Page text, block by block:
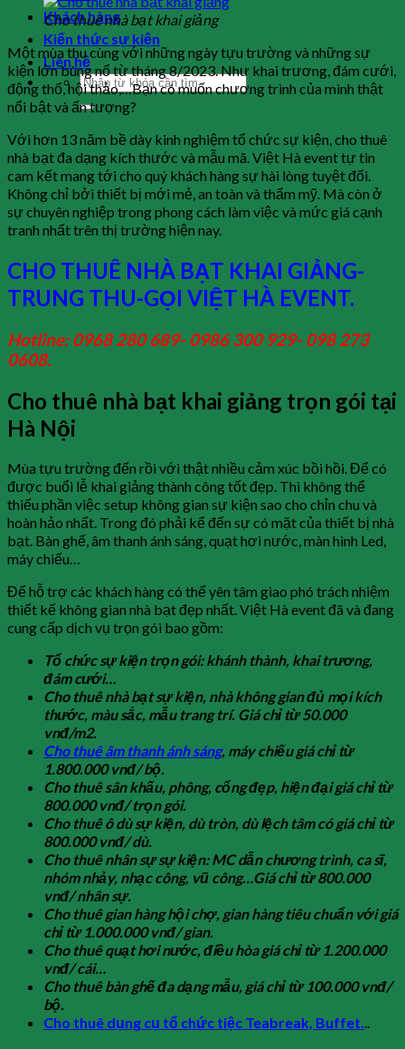
Khách hàng
Kiến thức sự kiện
Liên hệ
Cho thuê nhà bạt khai giảng
Một mùa thu cùng với những ngày tựu trường và những sự
kiện lớn bùng nổ từ tháng 8/2023. Như khai trương, đám cưới,
động thổ, hội thảo,…Bạn có muốn chương trình của mình thật
nổi bật và ấn tượng?
Với hơn 13 năm bề dày kinh nghiệm tổ chức sự kiện, cho thuê
nhà bạt đa dạng kích thước và mẫu mã. Việt Hà event tự tin
cam kết mang tới cho quý khách hàng sự hài lòng tuyệt đối.
Không chỉ bởi thiết bị mới mẻ, an toàn và thẩm mỹ. Mà còn ở
sự chuyên nghiệp trong phong cách làm việc và mức giá cạnh
tranh nhất trên thị trường hiện nay.
CHO THUÊ NHÀ BẠT KHAI GIẢNG-
TRUNG THU-GỌI VIỆT HÀ EVENT.
Hotline: 0968 280 689- 0986 300 929- 098 273
0608.
Cho thuê nhà bạt khai giảng trọn gói tại
Hà Nội
Mùa tựu trường đến rồi với thật nhiều cảm xúc bồi hồi. Để có
được buổi lễ khai giảng thành công tốt đẹp. Thì không thể
thiếu phần việc setup không gian sự kiện sao cho chỉn chu và
hoàn hảo nhất. Trong đó phải kể đến sự có mặt của thiết bị nhà
bạt. Bàn ghế, âm thanh ánh sáng, quạt hơi nước, màn hình Led,
máy chiếu…
Để hỗ trợ các khách hàng có thể yên tâm giao phó trách nhiệm
thiết kế không gian nhà bạt đẹp nhất. Việt Hà event đã và đang
cung cấp dịch vụ trọn gói bao gồm:
Tổ chức sự kiện trọn gói: khánh thành, khai trương,
đám cưới…
Cho thuê nhà bạt sự kiện, nhà không gian đủ mọi kích
thước, màu sắc, mẫu trang trí. Giá chỉ từ 50.000
vnđ/m2.
Cho thuê âm thanh ánh sáng, máy chiếu giá chỉ từ
1.800.000 vnđ/ bộ.
Cho thuê sân khấu, phông, cổng đẹp, hiện đại giá chỉ từ
800.000 vnđ/ trọn gói.
Cho thuê ô dù sự kiện, dù tròn, dù lệch tâm có giá chỉ từ
800.000 vnđ/ dù.
Cho thuê nhân sự sự kiện: MC dẫn chương trình, ca sĩ,
nhóm nhảy, nhạc công, vũ công…Giá chỉ từ 800.000
vnđ/ nhân sự.
Cho thuê gian hàng hội chợ, gian hàng tiêu chuẩn với giá
chỉ từ 1.000.000 vnđ/ gian.
Cho thuê quạt hơi nước, điều hòa giá chỉ từ 1.200.000
vnđ/ cái…
Cho thuê bàn ghế đa dạng mẫu, giá chỉ từ 100.000 vnđ/
bộ.
Cho thuê dụng cụ tổ chức tiệc Teabreak, Buffet...